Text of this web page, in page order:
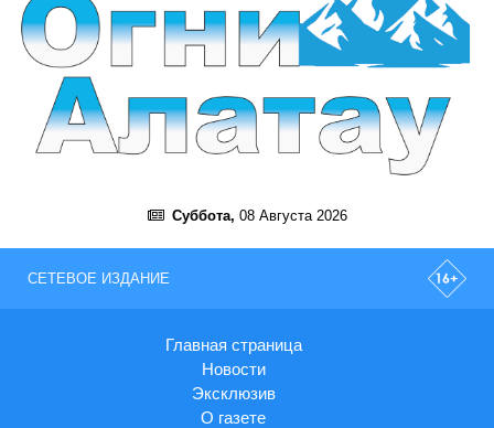
Суббота, 08 Августа 2026
СЕТЕВОЕ ИЗДАНИЕ
Главная страница
Новости
Эксклюзив
О газете